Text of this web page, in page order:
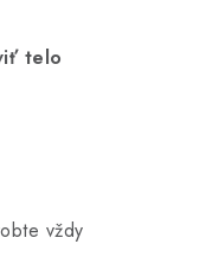
telo
vždy